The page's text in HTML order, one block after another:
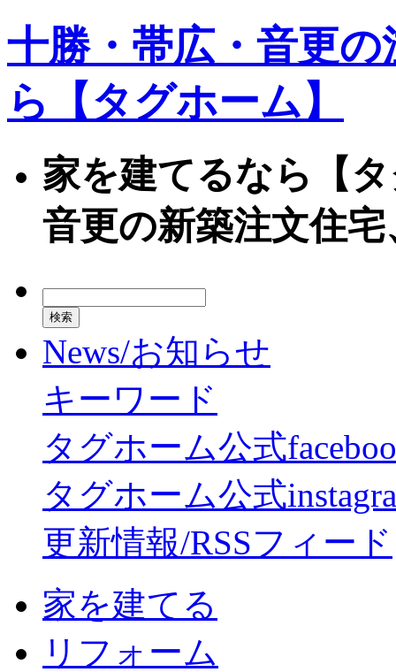
十勝・帯広・音更
ら【タグホーム】
家を建てるなら【
音更の新築注文住
News/お知らせ
キーワード
タグホーム公式
タグホーム公式
更新情報/RSSフィード
家を建てる
リフォーム